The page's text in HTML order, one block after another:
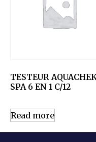
TESTEUR
SPA 6 EN 1 C/12
Read more